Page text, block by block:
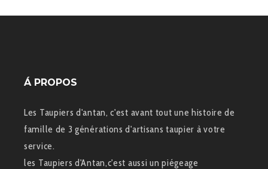
Á PROPOS
Les Taupiers d'antan, c'est avant tout une histoire de
famille de 3 générations d'artisans taupier à votre
service.
les Taupiers d'Antan,c'est aussi un piégeage